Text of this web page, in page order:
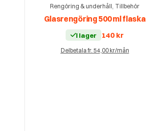
Rengöring & underhåll, Tillbehör
Glasrengöring 500 ml flaska
I lager 140 kr
Delbetala fr. 54,00 kr/mån